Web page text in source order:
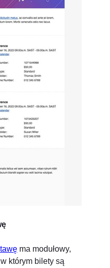
ma modułowy,
którym bilety są